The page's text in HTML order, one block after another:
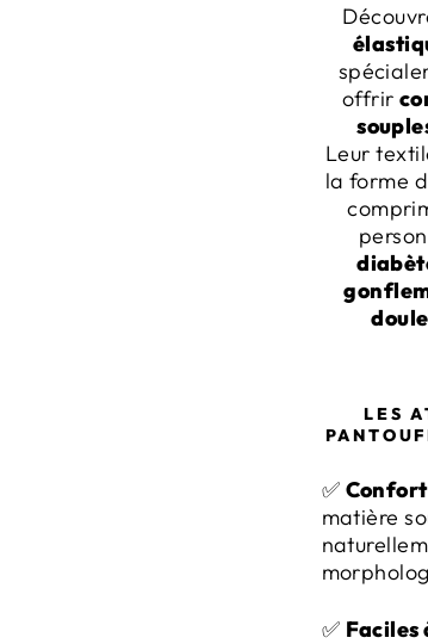
offrir
Leur
la forme
LES
✅
matière
✅